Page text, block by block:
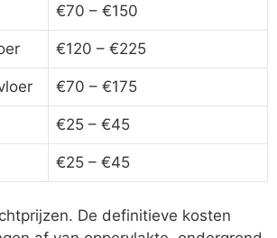
€70 – €150
€120 – €225
€70 – €175
€25 – €45
€25 – €45
De definitieve kosten